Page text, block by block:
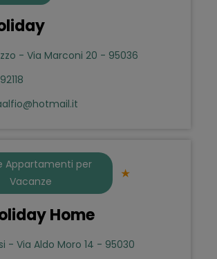
- Via Marconi 20 - 95036
Appartamenti per
Vacanze
Home
- Via Aldo Moro 14 - 95030